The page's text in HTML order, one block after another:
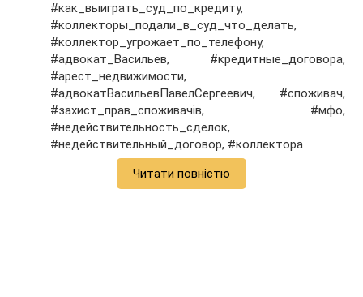
#как_выиграть_суд_по_кредиту,
#коллекторы_подали_в_суд_что_делать,
#коллектор_угрожает_по_телефону,
#адвокат_Васильев, #кредитные_договора,
#арест_недвижимости,
#адвокатВасильевПавелСергеевич, #споживач,
#захист_прав_споживачів, #мфо,
#недействительность_сделок,
#недействительный_договор, #коллектора
Читати повністю